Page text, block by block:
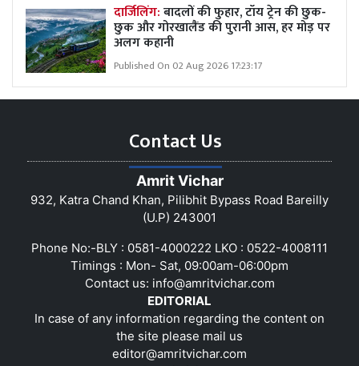
दार्जिलिंग:बादलों की फुहार, टॉय ट्रेन की छुक-
छुक और गोरखालैंड की पुरानी आस, हर मोड़ पर
अलग कहानी
Published On 02 Aug 2026 17:23:17
Contact Us
Amrit Vichar
932, Katra Chand Khan, Pilibhit Bypass Road Bareilly
(U.P) 243001
Phone No:-BLY : 0581-4000222 LKO : 0522-4008111
Timings : Mon- Sat, 09:00am-06:00pm
Contact us: info@amritvichar.com
EDITORIAL
In case of any information regarding the content on
the site please mail us
editor@amritvichar.com